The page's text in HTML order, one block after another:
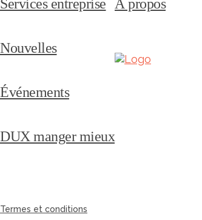
Services entreprise
Nouvelles
Événements
DUX manger mieux
À propos
Termes et conditions